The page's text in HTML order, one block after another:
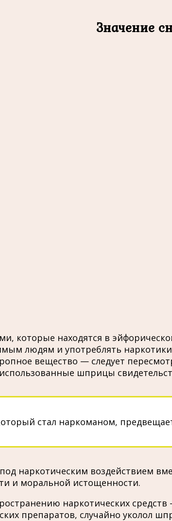
Значение
которые находятся в
людям и употреблять
вещество — следует
шприцы
стал наркоманом,
наркотическим воздействием
и моральной истощенности.
наркотических
препаратов, случайно уколол